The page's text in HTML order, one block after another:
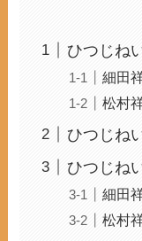
ひつじね
細田
松村
ひつじね
ひつじね
細田
松村